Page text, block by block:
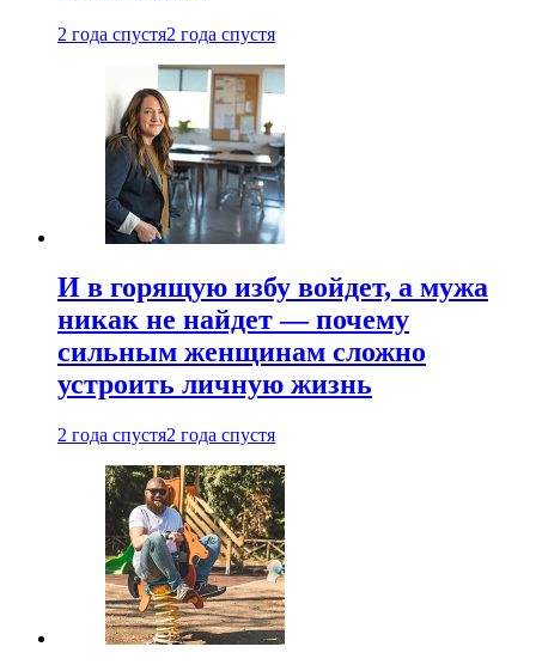
2 года спустя2 года спустя
И в горящую избу войдет, а мужа
никак не найдет — почему
сильным женщинам сложно
устроить личную жизнь
2 года спустя2 года спустя